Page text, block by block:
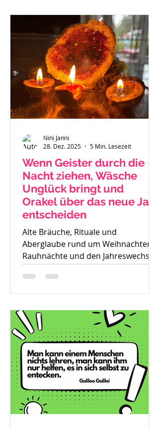
Wenn Geister durch die
Nacht ziehen, Wäsche
Unglück bringt und
Orakel über das neue Jahr
entscheiden
Alte Bräuche, Rituale und
Aberglaube rund um Weihnachten,
Rauhnächte und den Jahreswechsel
– warum früher vieles verboten war
und was davon bis heute geblieben
ist.
Nini Janni
28. Dez. 2025
5 Min. Lesezeit